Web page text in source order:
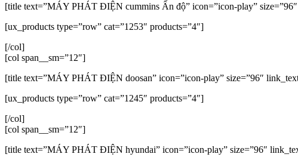
[title text=”MÁY PHÁT ĐIỆN cummins Ấn độ” icon=”icon-play”
[ux_products type=”row” cat=”1253″ products=”4″]
[/col]
[col span__sm=”12″]
[title text=”MÁY PHÁT ĐIỆN doosan” icon=”icon-play” size=”96″
[ux_products type=”row” cat=”1245″ products=”4″]
[/col]
[col span__sm=”12″]
[title text=”MÁY PHÁT ĐIỆN hyundai” icon=”icon-play” size=”96″